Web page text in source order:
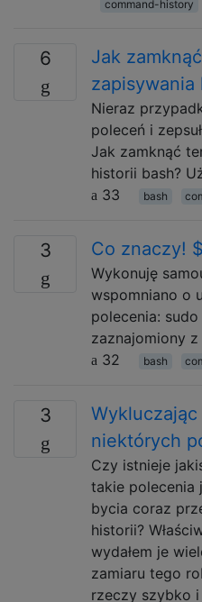
command-history
6
Jak
zapisywania
Nieraz
poleceń i
Jak zamknąć
historii bash?
33
bash
3 Co znaczy!
Wykonuję
wspomniano o
polecenia:
zaznajomiony
32
bash
3
niektórych
Czy istnieje
takie polecenia
bycia coraz
historii?
wydałem je
zamiaru tego
rzeczy szybko i